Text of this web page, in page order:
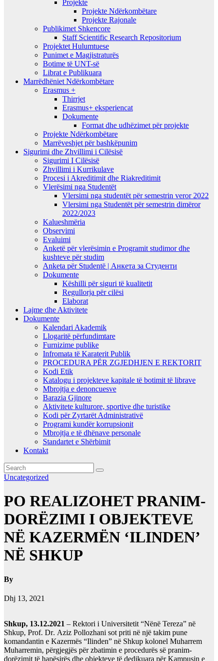
Projekte
Projekte Ndërkombëtare
Projekte Rajonale
Publikimet Shkencore
Staff Scientific Research Repositorium
Projektet Hulumtuese
Punimet e Magjistraturës
Botime të UNT-së
Librat e Publikuara
Marrëdhëniet Ndërkombëtare
Erasmus +
Thirrjet
Erasmus+ eksperiencat
Dokumente
Format dhe udhëzimet për projekte
Projekte Ndërkombëtare
Marrëveshjet për bashkëpunim
Sigurimi dhe Zhvillimi i Cilësisë
Sigurimi I Cilësisë
Zhvillimi i Kurrikulave
Procesi i Akreditimit dhe Riakreditimit
Vlerësimi nga Studentët
Vlersimi nga studentët për semestrin veror 2022
Vlersimi nga Studentët për semestrin dimëror
2022/2023
Kalueshmëria
Observimi
Evaluimi
Anketë për vlerësimin e Programit studimor dhe
kushteve për studim
Anketa për Studentë | Анкета за Студенти
Dokumente
Këshilli për siguri të kualitetit
Regullorja për cilësi
Elaborat
Lajme dhe Aktivitete
Dokumente
Kalendari Akademik
Llogaritë përfundimtare
Furnizime publike
Infromata të Karaterit Publik
PROCEDURA PËR ZGJEDHJEN E REKTORIT
Kodi Etik
Katalogu i projekteve kapitale të botimit të librave
Mbrojtja e denoncuesve
Barazia Gjinore
Aktivitete kulturore, sportive dhe turistike
Kodi për Zyrtarët Administrativë
Programi kundër korrupsionit
Mbrojtja e të dhënave personale
Standartet e Shërbimit
Kontakt
Uncategorized
PO REALIZOHET PRANIM-
DORËZIMI I OBJEKTEVE
NË KAZERMËN ‘ILINDEN’
NË SHKUP
By
Dhj 13, 2021
Shkup, 13.12.2021 – Rektori i Universitetit “Nënë Tereza” në
Shkup, Prof. Dr. Aziz Pollozhani sot priti në një takim pune
komandantin e Kazermës “Ilinden” në Shkup kolonel Muharrem
Muharremin, përgjegjës për zbatimin e procedurës së pranim-
dorëzimit të hapësirës dhe objekteve të dedikuara për Kampusin e